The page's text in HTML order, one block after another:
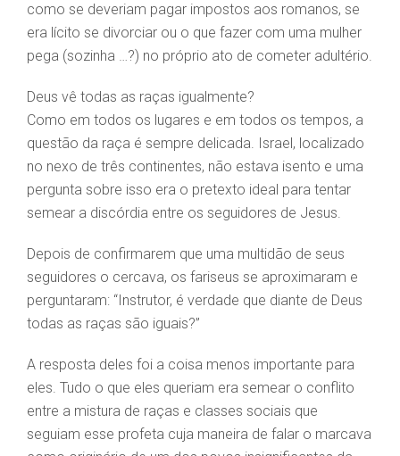
como se deveriam pagar impostos aos romanos, se
era lícito se divorciar ou o que fazer com uma mulher
pega (sozinha …?) no próprio ato de cometer adultério.
Deus vê todas as raças igualmente?
Como em todos os lugares e em todos os tempos, a
questão da raça é sempre delicada. Israel, localizado
no nexo de três continentes, não estava isento e uma
pergunta sobre isso era o pretexto ideal para tentar
semear a discórdia entre os seguidores de Jesus.
Depois de confirmarem que uma multidão de seus
seguidores o cercava, os fariseus se aproximaram e
perguntaram: “Instrutor, é verdade que diante de Deus
todas as raças são iguais?”
A resposta deles foi a coisa menos importante para
eles. Tudo o que eles queriam era semear o conflito
entre a mistura de raças e classes sociais que
seguiam esse profeta cuja maneira de falar o marcava